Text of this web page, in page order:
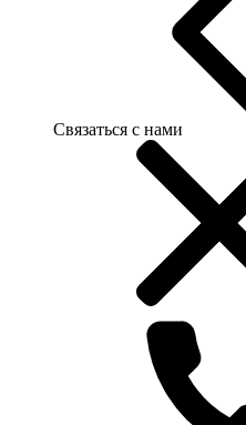
Связаться с нами